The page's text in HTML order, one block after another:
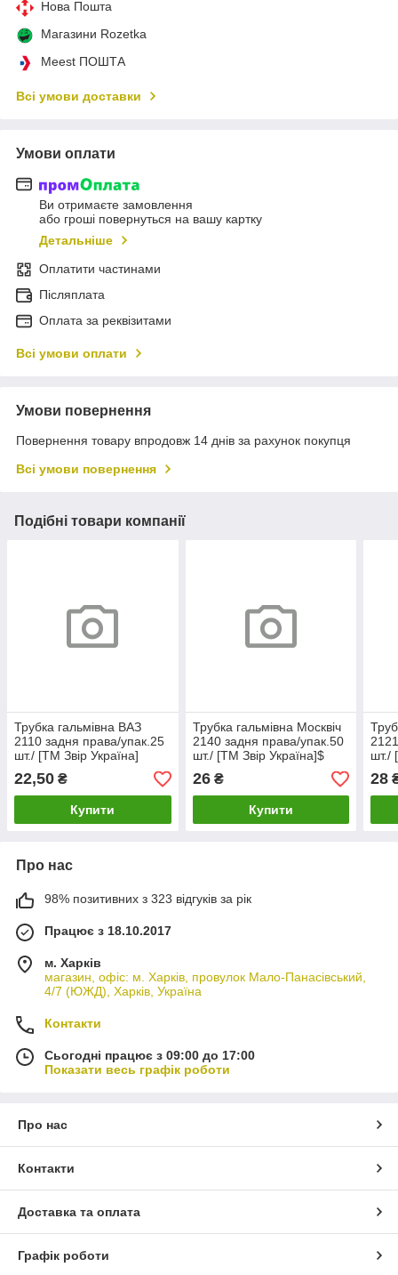
Нова Пошта
Магазини Rozetka
Meest ПОШТА
Всі умови доставки
Умови оплати
Ви отримаєте замовлення
або гроші повернуться на вашу картку
Детальніше
Оплатити частинами
Післяплата
Оплата за реквізитами
Всі умови оплати
Умови повернення
Повернення товару впродовж 14 днів за рахунок покупця
Всі умови повернення
Подібні товари компанії
Трубка гальмівна ВАЗ
2110 задня права/упак.25
шт./ [ТМ Звір Україна]
22,50 ₴
Купити
Трубка гальмівна Москвіч
2140 задня права/упак.50
шт./ [ТМ Звір Україна]$
26₴
Купити
шт./
28
Про нас
98% позитивних з 323 відгуків за рік
Працює з 18.10.2017
м. Харків
магазин, офіс: м. Харків, провулок Мало-Панасівський,
4/7 (ЮЖД), Харків, Україна
Контакти
Сьогодні працює з 09:00 до 17:00
Показати весь графік роботи
Про нас
Контакти
Доставка та оплата
Графік роботи